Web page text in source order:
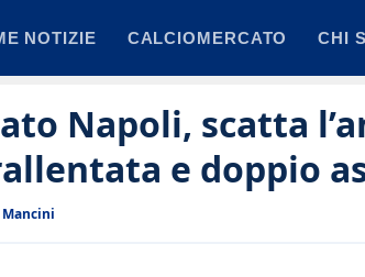
NOTIZIE CALCIOMERCATO CHI
Napoli, scatta
e doppio